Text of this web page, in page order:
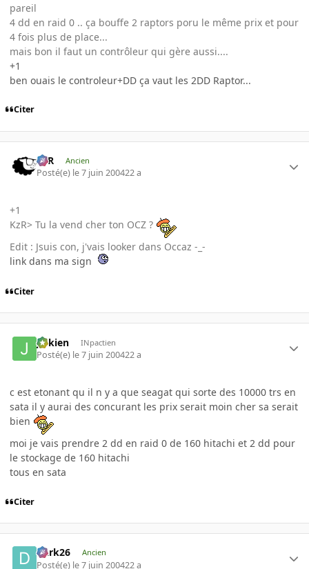
pareil
4 dd en raid 0 .. ça bouffe 2 raptors poru le même prix et pour
4 fois plus de place...
mais bon il faut un contrôleur qui gère aussi....
+1
ben ouais le controleur+DD ça vaut les 2DD Raptor...
Citer
KzR Ancien
Posté(e) le 7 juin 200422 a
+1
KzR> Tu la vend cher ton OCZ ?
Edit : Jsuis con, j'vais looker dans Occaz -_-
link dans ma sign
Citer
julkien INpactien
Posté(e) le 7 juin 200422 a
c est etonant qu il n y a que seagat qui sorte des 10000 trs en
sata il y aurai des concurant les prix serait moin cher sa serait
bien
moi je vais prendre 2 dd en raid 0 de 160 hitachi et 2 dd pour
le stockage de 160 hitachi
tous en sata
Citer
Dark26 Ancien
Posté(e) le 7 juin 200422 a